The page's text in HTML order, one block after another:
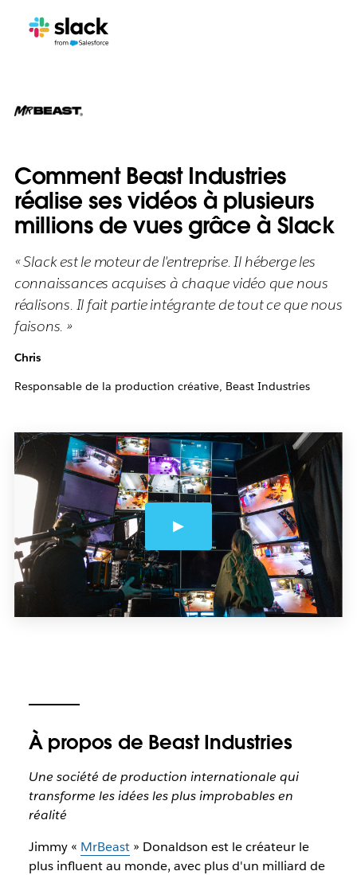
Comment Beast Industries
réalise ses vidéos à plusieurs
millions de vues grâce à Slack
« Slack est le moteur de l'entreprise. Il héberge les
connaissances acquises à chaque vidéo que nous
réalisons. Il fait partie intégrante de tout ce que nous
faisons. »
Chris
Responsable de la production créative, Beast Industries
À propos de Beast Industries
Une société de production internationale qui
transforme les idées les plus improbables en
réalité
Jimmy « MrBeast» Donaldson est le créateur le
plus influent au monde, avec plus d'un milliard de